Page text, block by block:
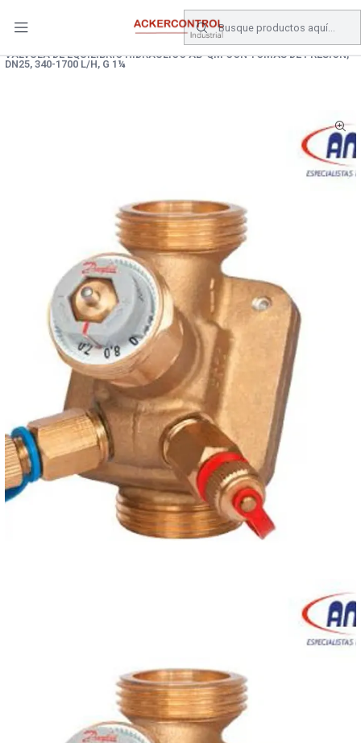
Catálogo
Valvulas
VALVULA DE EQUILIBRIO HIDRAULICO AB-QM CON TOMAS DE PRESION,
DN25, 340-1700 L/H, G 1¼